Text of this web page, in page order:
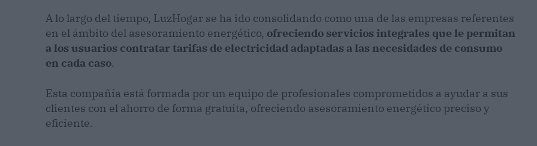
A lo largo del tiempo, LuzHogar se ha ido consolidando como una de las empresas referentes
en el ámbito del asesoramiento energético, ofreciendo servicios integrales que le permitan
a los usuarios contratar tarifas de electricidad adaptadas a las necesidades de consumo
en cada caso.
Esta compañía está formada por un equipo de profesionales comprometidos a ayudar a sus
clientes con el ahorro de forma gratuita, ofreciendo asesoramiento energético preciso y
eficiente.